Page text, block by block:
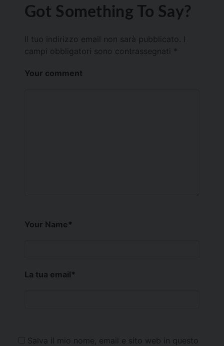
Got Something To Say?
Il tuo indirizzo email non sarà pubblicato.
campi obbligatori sono contrassegnati *
Your comment
Your Name*
La tua email*
Salva il mio nome, email e sito web in questo